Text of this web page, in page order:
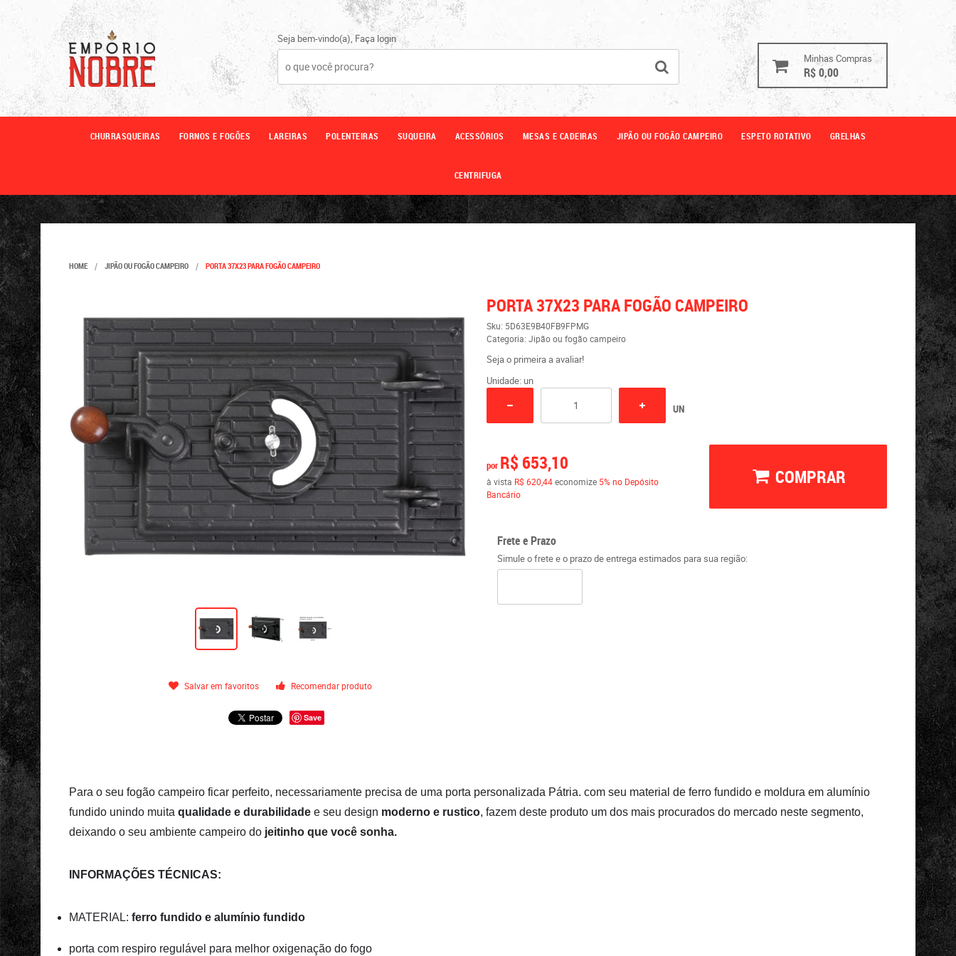
Seja bem-vindo(a),Faça login
Minhas Compras
R$ 0,00
CHURRASQUEIRAS FORNOS E FOGÕES LAREIRAS POLENTEIRAS SUQUEIRA ACESSÓRIOS MESAS E CADEIRAS JIPÃO OU FOGÃO CAMPEIRO ESPETO ROTATIVO GRELHAS
CENTRIFUGA
HOME JIPÃO OU FOGÃO CAMPEIRO PORTA 37X23 PARA FOGÃO CAMPEIRO
Salvar em favoritos Recomendar produto
Save
PORTA 37X23 PARA FOGÃO CAMPEIRO
Sku: 5D63E9B40FB9FPMG
Categoria: Jipão ou fogão campeiro
Seja o primeira a avaliar!
Unidade: un
UN
por R$ 653,10
à vista R$ 620,44economize 5% no Depósito
Bancário
COMPRAR
Frete e Prazo
Simule o frete e o prazo de entrega estimados para sua região:
Para o seu fogão campeiro ficar perfeito, necessariamente precisa de uma porta personalizada Pátria. com seu material de ferro fundido e moldura em alumínio
fundido unindo muita qualidade e durabilidade e seu design moderno e rustico, fazem deste produto um dos mais procurados do mercado neste segmento,
deixando o seu ambiente campeiro do jeitinho que você sonha.
INFORMAÇÕES TÉCNICAS:
MATERIAL: ferro fundido e alumínio fundido
porta com respiro regulável para melhor oxigenação do fogo